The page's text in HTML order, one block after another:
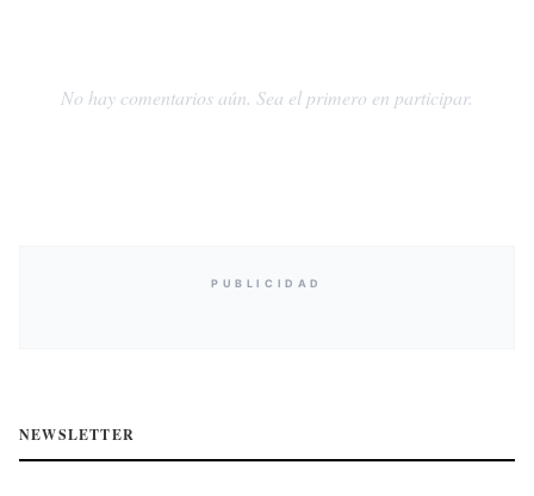
No hay comentarios aún. Sea el primero en participar.
PUBLICIDAD
NEWSLETTER